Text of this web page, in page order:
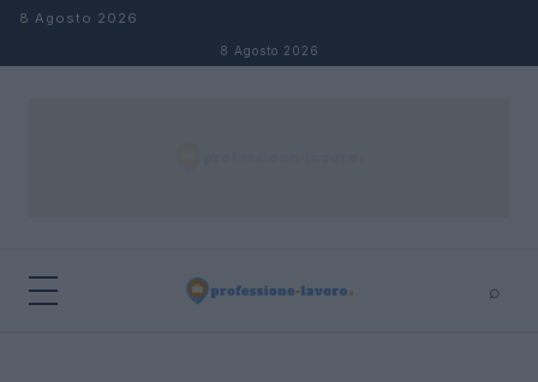
Salta al contenuto
8 Agosto 2026
8 Agosto 2026
⌕